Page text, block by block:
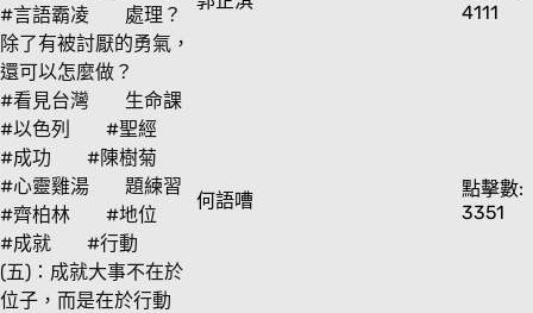
#言語霸凌
處理？
除了有被討厭的勇氣，
還可以怎麼做？
4111
#看見台灣
#以色列
#聖經
#成功
#陳樹菊
#心靈雞湯
#齊柏林
#地位
#成就
#行動
生命課
題練習
(五)：成就大事不在於
位子，而是在於行動
何語嘈
點擊數:
3351